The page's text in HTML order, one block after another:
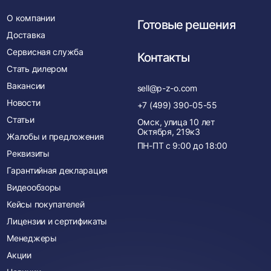
О компании
Доставка
Сервисная служба
Стать дилером
Вакансии
Новости
Статьи
Жалобы и предложения
Реквизиты
Гарантийная декларация
Видеообзоры
Кейсы покупателей
Лицензии и сертификаты
Менеджеры
Акции
Готовые решения
Контакты
sell@p-z-o.com
+7 (499) 390-05-55
Омск, улица 10 лет
Октября, 219к3
ПН-ПТ с 9:00 до 18:00